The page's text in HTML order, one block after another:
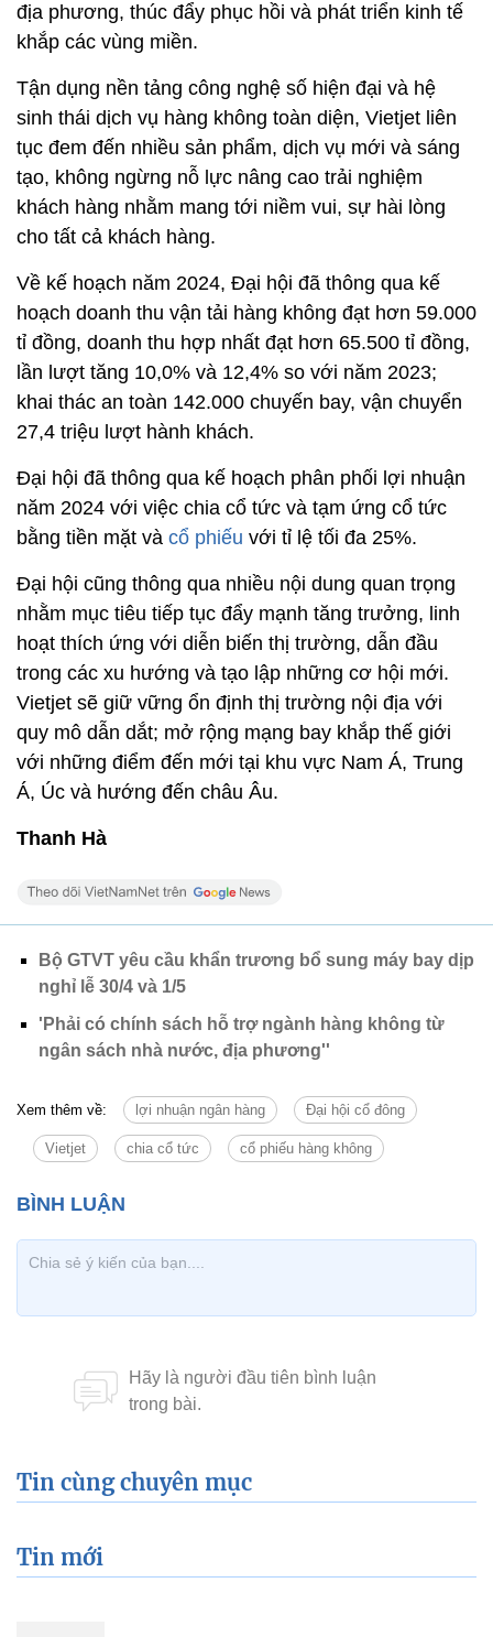
địa phương, thúc đẩy phục hồi và phát triển kinh tế
khắp các vùng miền.
Tận dụng nền tảng công nghệ số hiện đại và hệ
sinh thái dịch vụ hàng không toàn diện, Vietjet liên
tục đem đến nhiều sản phẩm, dịch vụ mới và sáng
tạo, không ngừng nỗ lực nâng cao trải nghiệm
khách hàng nhằm mang tới niềm vui, sự hài lòng
cho tất cả khách hàng.
Về kế hoạch năm 2024, Đại hội đã thông qua kế
hoạch doanh thu vận tải hàng không đạt hơn 59.000
tỉ đồng, doanh thu hợp nhất đạt hơn 65.500 tỉ đồng,
lần lượt tăng 10,0% và 12,4% so với năm 2023;
khai thác an toàn 142.000 chuyến bay, vận chuyển
27,4 triệu lượt hành khách.
Đại hội đã thông qua kế hoạch phân phối lợi nhuận
năm 2024 với việc chia cổ tức và tạm ứng cổ tức
bằng tiền mặt và cổ phiếu với tỉ lệ tối đa 25%.
Đại hội cũng thông qua nhiều nội dung quan trọng
nhằm mục tiêu tiếp tục đẩy mạnh tăng trưởng, linh
hoạt thích ứng với diễn biến thị trường, dẫn đầu
trong các xu hướng và tạo lập những cơ hội mới.
Vietjet sẽ giữ vững ổn định thị trường nội địa với
quy mô dẫn dắt; mở rộng mạng bay khắp thế giới
với những điểm đến mới tại khu vực Nam Á, Trung
Á, Úc và hướng đến châu Âu.
Thanh Hà
Bộ GTVT yêu cầu khẩn trương bổ sung máy bay dịp
nghỉ lễ 30/4 và 1/5
'Phải có chính sách hỗ trợ ngành hàng không từ
ngân sách nhà nước, địa phương''
Xem thêm về: lợi nhuận ngân hàng Đại hội cổ đông
Vietjet chia cổ tức cổ phiếu hàng không
Tin cùng chuyên mục
Tin mới